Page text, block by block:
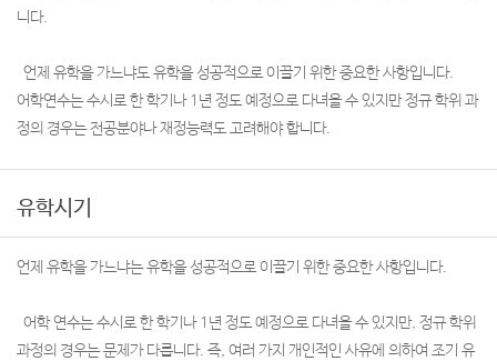
니다.
언제 유학을 가느냐도 유학을 성공적으로 이끌기 위한 중요한 사항입니다.
어학연수는 수시로 한 학기나 1년 정도 예정으로 다녀올 수 있지만 정규 학위 과
정의 경우는 전공분야나 재정능력도 고려해야 합니다.
유학시기
언제 유학을 가느냐는 유학을 성공적으로 이끌기 위한 중요한 사항입니다.
어학 연수는 수시로 한 학기나 1년 정도 예정으로 다녀올 수 있지만, 정규 학위
과정의 경우는 문제가 다릅니다. 즉, 여러 가지 개인적인 사유에 의하여 조기 유